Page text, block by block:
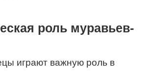
роль муравьев-
играют важную роль в